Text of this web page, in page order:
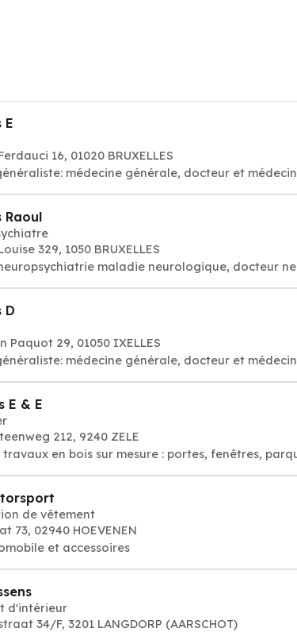
E
16, 01020 BRUXELLES
médecine générale, docteur et
Raoul
329, 1050 BRUXELLES
maladie neurologique, docteur
D
Paquot 29, 01050 IXELLES
médecine générale, docteur et
E & E
212, 9240 ZELE
travaux en bois sur mesure : portes, fenêtres,
de vêtement
73, 02940 HOEVENEN
et accessoires
d'intérieur
34/F, 3201 LANGDORP (AARSCHOT)